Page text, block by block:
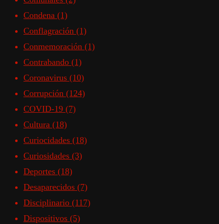
Condena (1)
Conflagración (1)
Conmemoración (1)
Contrabando (1)
Coronavirus (10)
Corrupción (124)
COVID-19 (7)
Cultura (18)
Curiocidades (18)
Curiosidades (3)
Deportes (18)
Desaparecidos (7)
Disciplinario (117)
Dispositivos (5)